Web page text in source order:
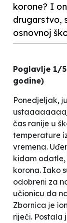
korone? I
drugarstvo,
osnovnoj
Poglavlje 1/
godine)
Ponedjeljak,
čas ranije u
temperature
vremena.
kidam odatle,
korona. Iako
odobreni za
učionicu da
Zbornica je
riječi. Postala